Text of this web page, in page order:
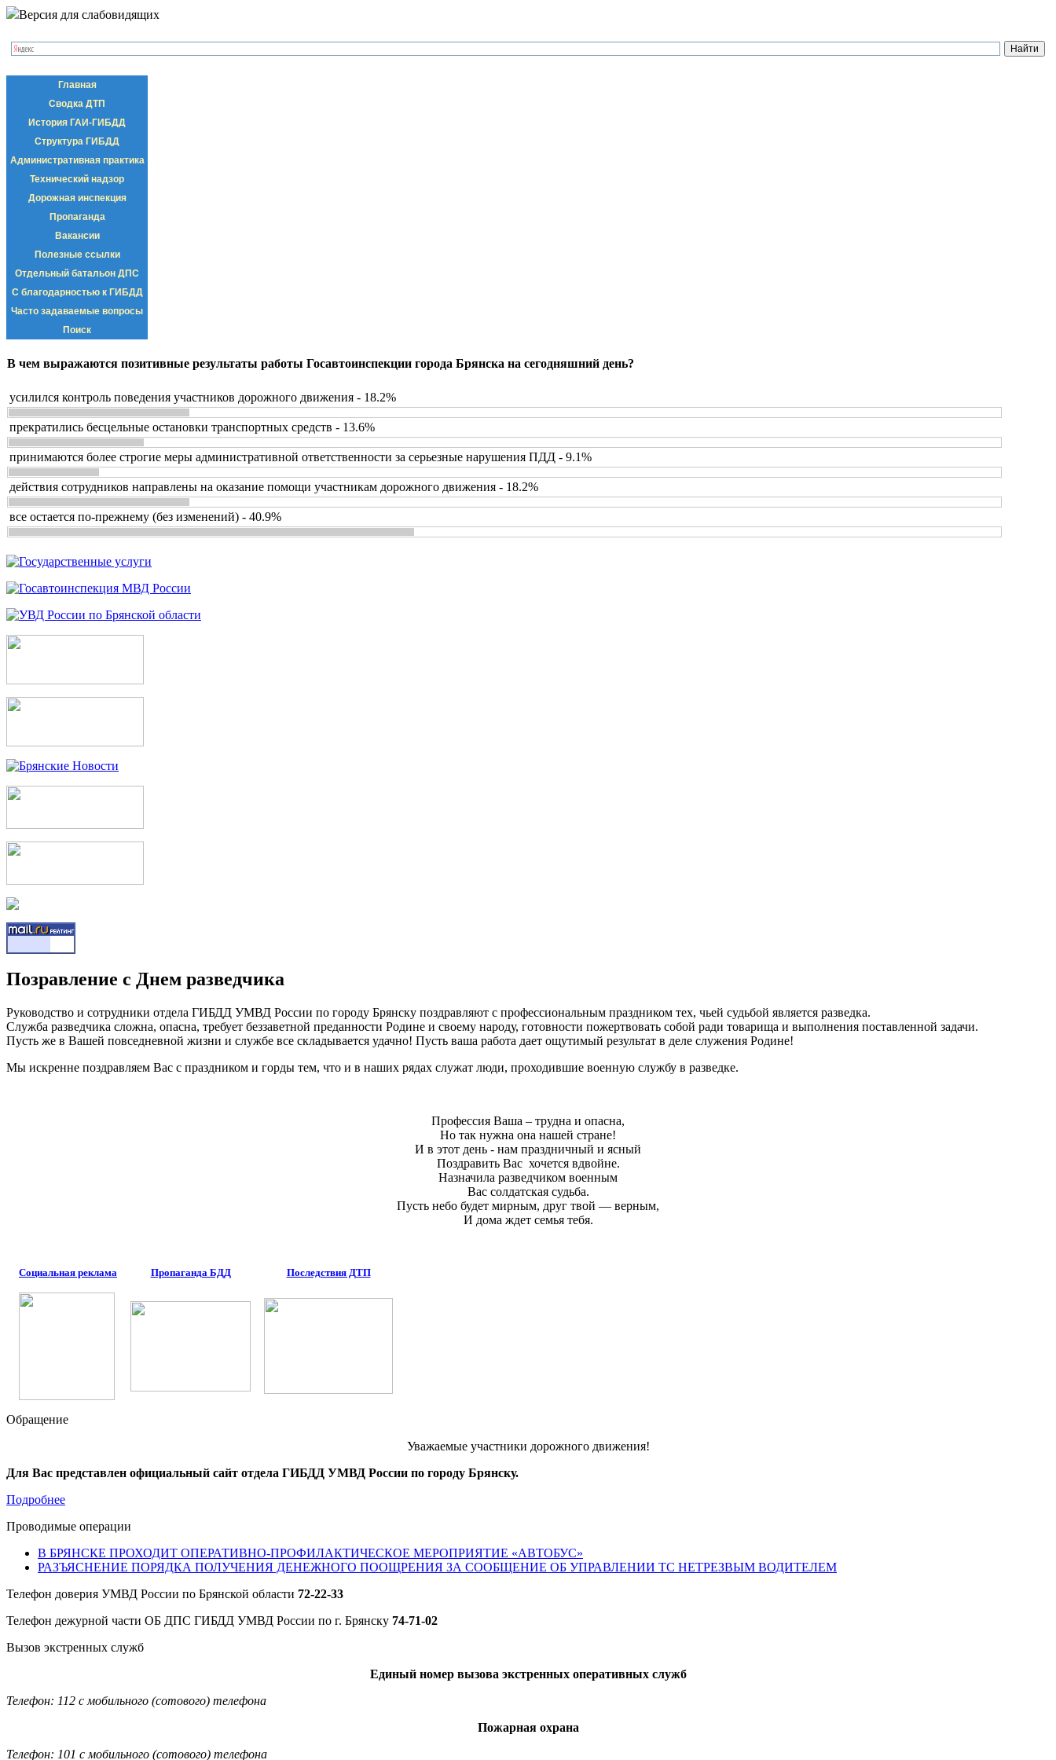
Версия для слабовидящих
Главная
Сводка ДТП
История ГАИ-ГИБДД
Структура ГИБДД
Административная практика
Технический надзор
Дорожная инспекция
Пропаганда
Вакансии
Полезные ссылки
Отдельный батальон ДПС
С благодарностью к ГИБДД
Часто задаваемые вопросы
Поиск
В чем выражаются позитивные результаты работы Госавтоинспекции города Брянска на сегодняшний день?
усилился контроль поведения участников дорожного движения - 18.2%
прекратились бесцельные остановки транспортных средств - 13.6%
принимаются более строгие меры административной ответственности за серьезные нарушения ПДД - 9.1%
действия сотрудников направлены на оказание помощи участникам дорожного движения - 18.2%
все остается по-прежнему (без изменений) - 40.9%
Позравление с Днем разведчика
Руководство и сотрудники отдела ГИБДД УМВД России по городу Брянску поздравляют с профессиональным праздником тех, чьей судьбой является разведка.
Служба разведчика сложна, опасна, требует беззаветной преданности Родине и своему народу, готовности пожертвовать собой ради товарища и выполнения поставленной задачи.
Пусть же в Вашей повседневной жизни и службе все складывается удачно! Пусть ваша работа дает ощутимый результат в деле служения Родине!
Мы искренне поздравляем Вас с праздником и горды тем, что и в наших рядах служат люди, проходившие военную службу в разведке.
Профессия Ваша – трудна и опасна,
Но так нужна она нашей стране!
И в этот день - нам праздничный и ясный
Поздравить Вас хочется вдвойне.
Назначила разведчиком военным
Вас солдатская судьба.
Пусть небо будет мирным, друг твой — верным,
И дома ждет семья тебя.
Социальная реклама Пропаганда БДД Последствия ДТП
Обращение
Уважаемые участники дорожного движения!
Для Вас представлен официальный сайт отдела ГИБДД УМВД России по городу Брянску.
Подробнее
Проводимые операции
В БРЯНСКЕ ПРОХОДИТ ОПЕРАТИВНО-ПРОФИЛАКТИЧЕСКОЕ МЕРОПРИЯТИЕ «АВТОБУС»
РАЗЪЯСНЕНИЕ ПОРЯДКА ПОЛУЧЕНИЯ ДЕНЕЖНОГО ПООЩРЕНИЯ ЗА СООБЩЕНИЕ ОБ УПРАВЛЕНИИ ТС НЕТРЕЗВЫМ ВОДИТЕЛЕМ
Телефон доверия УМВД России по Брянской области 72-22-33
Телефон дежурной части ОБ ДПС ГИБДД УМВД России по г. Брянску 74-71-02
Вызов экстренных служб
Единый номер вызова экстренных оперативных служб
Телефон: 112 с мобильного (сотового) телефона
Пожарная охрана
Телефон: 101 с мобильного (сотового) телефона